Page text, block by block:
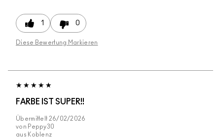
1 0
Diese Bewertung Markieren
FARBE IST SUPER!!
Übermittelt 26/02/2026
von Peppy30
aus Koblenz